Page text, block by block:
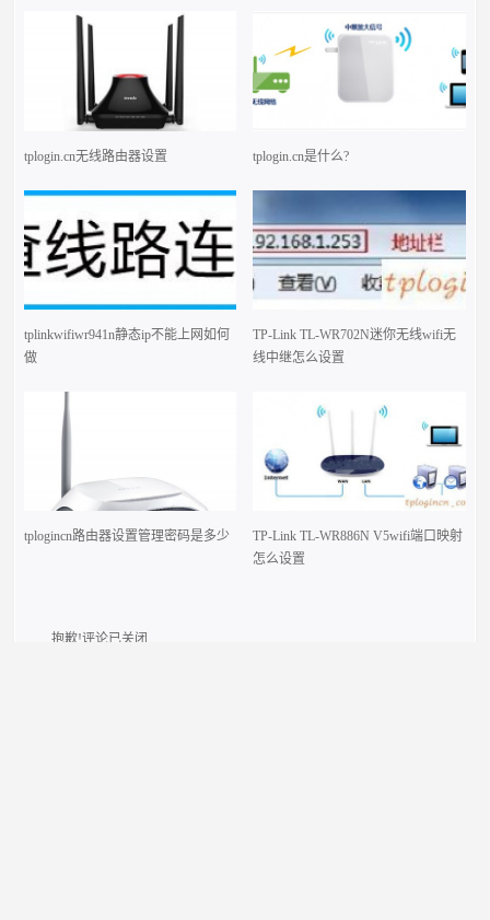
tplogin.cn无线路由器设置 tplogin.cn是什么?
tplinkwifiwr941n静态ip不能上网如何
做
TP-Link TL-WR702N迷你无线wifi无
线中继怎么设置
tplogincn路由器设置管理密码是多少
TP-Link TL-WR886N V5wifi端口映射
怎么设置
抱歉!评论已关闭.